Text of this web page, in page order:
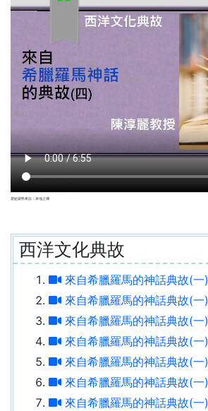
原始資料來自：本地上傳
西洋文化典故
來自希臘羅馬的神話典故(一)
來自希臘羅馬的神話典故(一)
來自希臘羅馬的神話典故(一)
來自希臘羅馬的神話典故(一)
來自希臘羅馬的神話典故(一)
來自希臘羅馬的神話典故(一)
來自希臘羅馬的神話典故(一)